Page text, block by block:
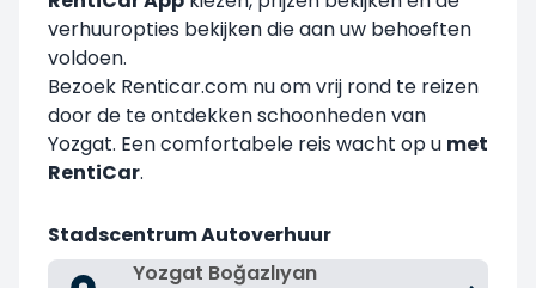
verhuuropties bekijken die aan uw behoeften
voldoen.
Bezoek Renticar.com nu om vrij rond te reizen
door de te ontdekken schoonheden van
Yozgat. Een comfortabele reis wacht op u met
RentiCar.
Stadscentrum Autoverhuur
Yozgat Boğazlıyan